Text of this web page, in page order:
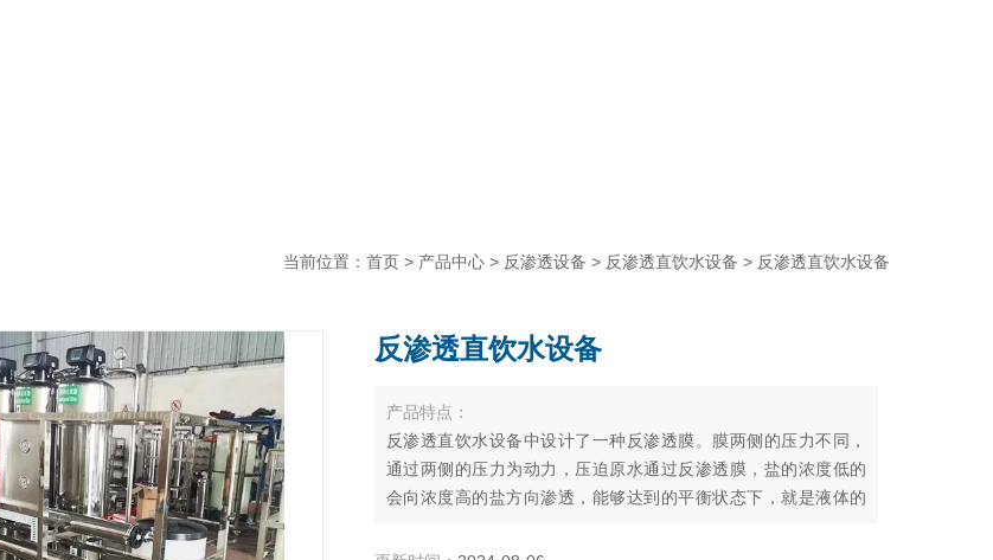
当前位置： 首页 > 产品中心 > 反渗透设备 > 反渗透直饮水设备 > 反渗透直饮水设备
反渗透直饮水设备
产品特点：
反渗透直饮水设备中设计了一种反渗透膜。膜两侧的压力不同，
通过两侧的压力为动力，压迫原水通过反渗透膜，盐的浓度低的
会向浓度高的盐方向渗透，能够达到的平衡状态下，就是液体的
就会发生反方向的流动，就产生了反渗透过程。